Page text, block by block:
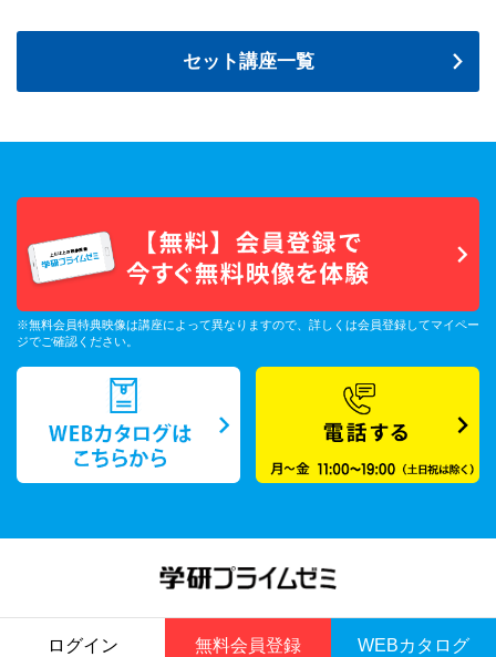
セット講座一覧
※無料会員特典映像は講座によって異なりますので、詳しくは会員登録してマイペー
ジでご確認ください。
WEBカタログ
無料会員登録
ログイン